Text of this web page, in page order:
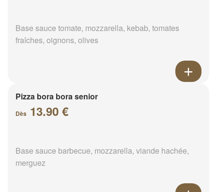
Base sauce tomate, mozzarella, kebab, tomates
fraîches, oignons, olives
Pizza bora bora senior
Dès 13.90 €
Base sauce barbecue, mozzarella, viande hachée,
merguez